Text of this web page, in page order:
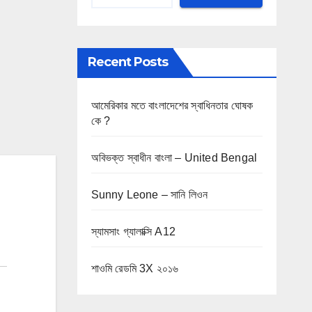
Recent Posts
আমেরিকার মতে বাংলাদেশের স্বাধিনতার ঘোষক
কে ?
অবিভক্ত স্বাধীন বাংলা – United Bengal
Sunny Leone – সানি লিওন
স্যামসাং গ্যালাক্সি A12
শাওমি রেডমি 3X ২০১৬